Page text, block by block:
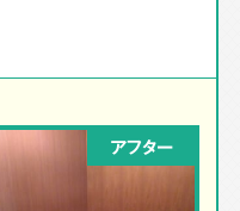
アフター